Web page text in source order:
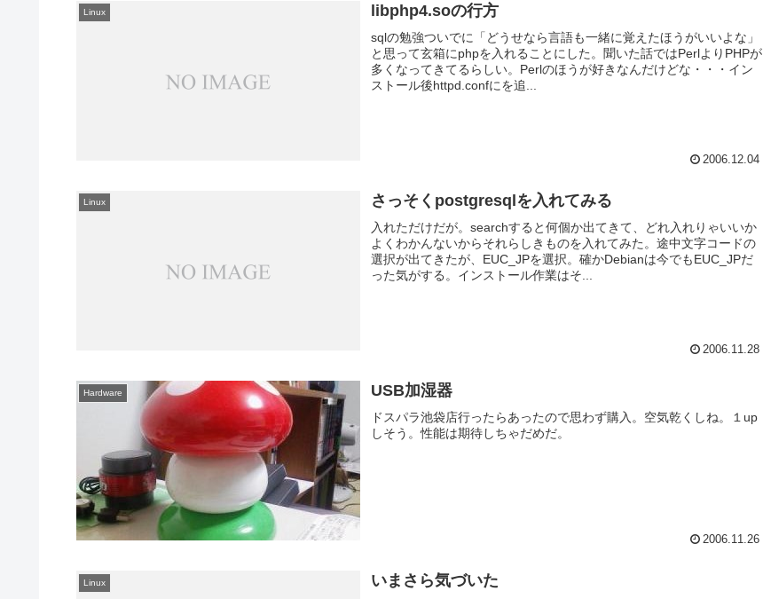
Linux libphp4.soの行方
sqlの勉強ついでに「どうせなら言語も一緒に覚えたほうがいいよな」
と思って玄箱にphpを入れることにした。聞いた話ではPerlよりPHPが
多くなってきてるらしい。Perlのほうが好きなんだけどな・・・イン
ストール後httpd.confにを追...
2006.12.04
Linux さっそくpostgresqlを入れてみる
入れただけだが。searchすると何個か出てきて、どれ入れりゃいいか
よくわかんないからそれらしきものを入れてみた。途中文字コードの
選択が出てきたが、EUC_JPを選択。確かDebianは今でもEUC_JPだ
った気がする。インストール作業はそ...
2006.11.28
Hardware USB加湿器
ドスパラ池袋店行ったらあったので思わず購入。空気乾くしね。１up
しそう。性能は期待しちゃだめだ。
2006.11.26
Linux いまさら気づいた